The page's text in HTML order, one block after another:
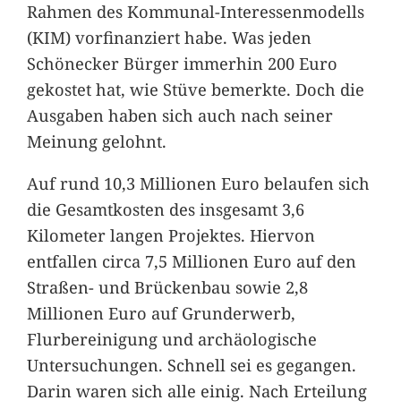
Rahmen des Kommunal-Interessenmodells
(KIM) vorfinanziert habe. Was jeden
Schönecker Bürger immerhin 200 Euro
gekostet hat, wie Stüve bemerkte. Doch die
Ausgaben haben sich auch nach seiner
Meinung gelohnt.
Auf rund 10,3 Millionen Euro belaufen sich
die Gesamtkosten des insgesamt 3,6
Kilometer langen Projektes. Hiervon
entfallen circa 7,5 Millionen Euro auf den
Straßen- und Brückenbau sowie 2,8
Millionen Euro auf Grunderwerb,
Flurbereinigung und archäologische
Untersuchungen. Schnell sei es gegangen.
Darin waren sich alle einig. Nach Erteilung